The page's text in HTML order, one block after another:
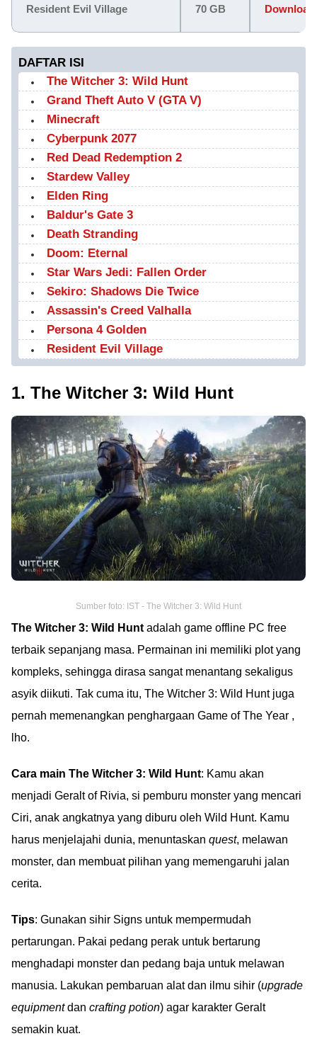
Resident Evil Village 70 GB Download
DAFTAR ISI
The Witcher 3: Wild Hunt
Grand Theft Auto V (GTA V)
Minecraft
Cyberpunk 2077
Red Dead Redemption 2
Stardew Valley
Elden Ring
Baldur's Gate 3
Death Stranding
Doom: Eternal
Star Wars Jedi: Fallen Order
Sekiro: Shadows Die Twice
Assassin's Creed Valhalla
Persona 4 Golden
Resident Evil Village
1. The Witcher 3: Wild Hunt
Sumber foto: IST - The Witcher 3: Wild Hunt
The Witcher 3: Wild Hunt adalah game offline PC free
terbaik sepanjang masa. Permainan ini memiliki plot yang
kompleks, sehingga dirasa sangat menantang sekaligus
asyik diikuti. Tak cuma itu, The Witcher 3: Wild Hunt juga
pernah memenangkan penghargaan Game of The Year ,
lho.
Cara main The Witcher 3: Wild Hunt: Kamu akan
menjadi Geralt of Rivia, si pemburu monster yang mencari
Ciri, anak angkatnya yang diburu oleh Wild Hunt. Kamu
harus menjelajahi dunia, menuntaskan quest, melawan
monster, dan membuat pilihan yang memengaruhi jalan
cerita.
Tips: Gunakan sihir Signs untuk mempermudah
pertarungan. Pakai pedang perak untuk bertarung
menghadapi monster dan pedang baja untuk melawan
manusia. Lakukan pembaruan alat dan ilmu sihir (upgrade
equipmentdan crafting potion) agar karakter Geralt
semakin kuat.